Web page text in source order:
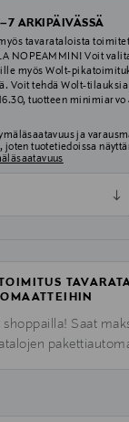
ARKIPÄIVÄSSÄ
tavarataloista
NOPEAMMIN! Voit
myös Wolt-
Voit tehdä Wolt-
tuotteen minimiarvo
ja
joten tuotetiedoissa
shoppailla! Saat